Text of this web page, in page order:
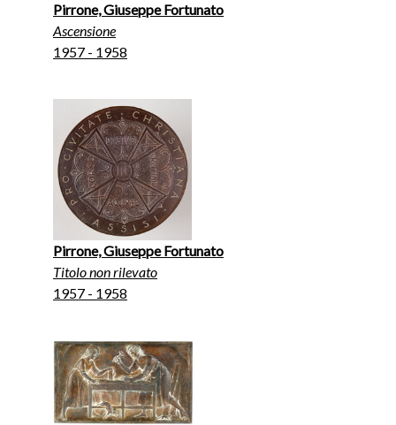
Pirrone, Giuseppe Fortunato
Ascensione
1957 - 1958
Pirrone, Giuseppe Fortunato
Titolo non rilevato
1957 - 1958